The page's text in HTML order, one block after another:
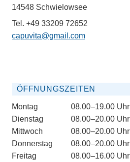
14548 Schwielowsee
Tel. +49 33209 72652
capuvita@gmail.com
ÖFFNUNGSZEITEN
Montag
08.00–19.00 Uhr
Dienstag
08.00–20.00 Uhr
Mittwoch
08.00–20.00 Uhr
Donnerstag
08.00–20.00 Uhr
Freitag
08.00–16.00 Uhr